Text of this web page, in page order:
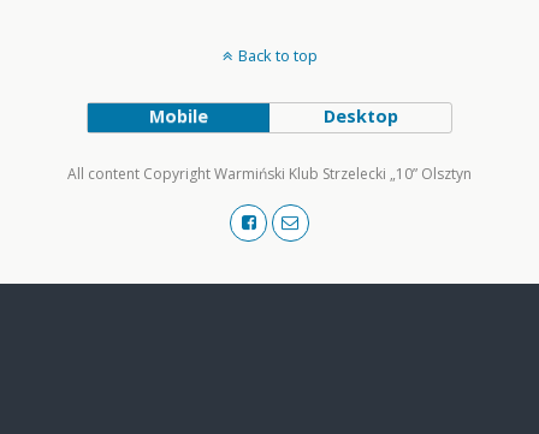
Back to top
Mobile Desktop
All content Copyright Warmiński Klub Strzelecki „10” Olsztyn